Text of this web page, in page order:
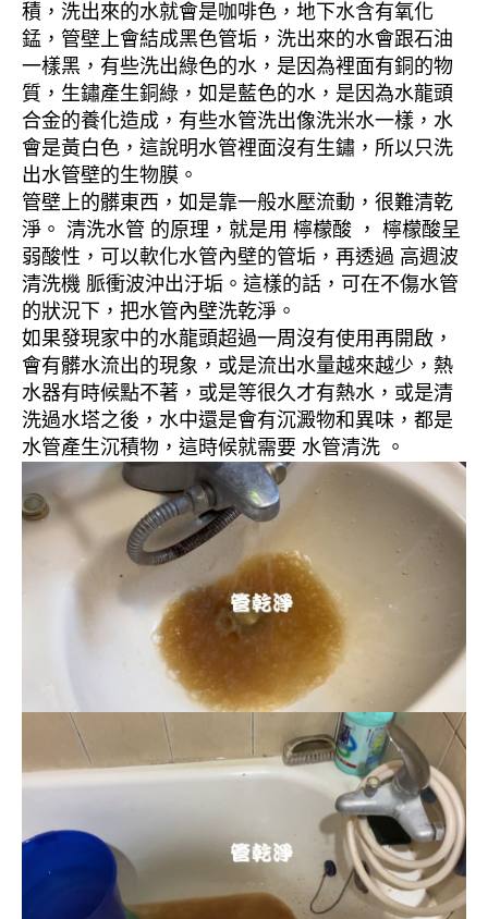
積，洗出來的水就會是咖啡色，地下水含有氧化
錳，管壁上會結成黑色管垢，洗出來的水會跟石油
一樣黑，有些洗出綠色的水，是因為裡面有銅的物
質，生鏽產生銅綠，如是藍色的水，是因為水龍頭
合金的養化造成，有些水管洗出像洗米水一樣，水
會是黃白色，這說明水管裡面沒有生鏽，所以只洗
出水管壁的生物膜。
管壁上的髒東西，如是靠一般水壓流動，很難清乾
淨。 清洗水管 的原理，就是用 檸檬酸 ， 檸檬酸呈
弱酸性，可以軟化水管內壁的管垢，再透過 高週波
清洗機 脈衝波沖出汙垢。這樣的話，可在不傷水管
的狀況下，把水管內壁洗乾淨。
如果發現家中的水龍頭超過一周沒有使用再開啟，
會有髒水流出的現象，或是流出水量越來越少，熱
水器有時候點不著，或是等很久才有熱水，或是清
洗過水塔之後，水中還是會有沉澱物和異味，都是
水管產生沉積物，這時候就需要 水管清洗 。